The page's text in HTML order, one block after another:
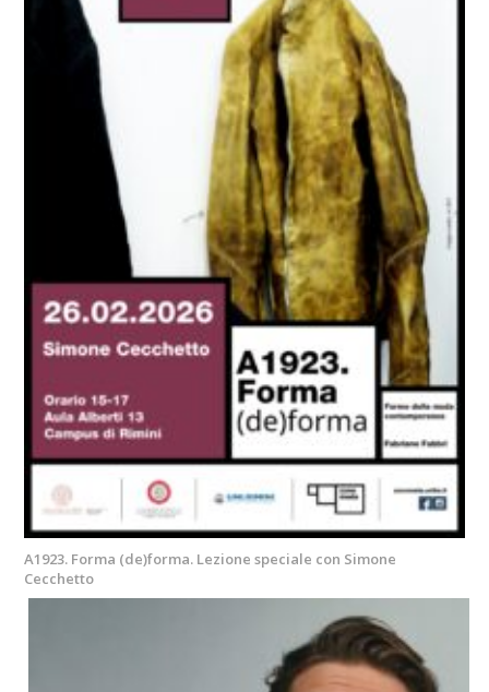
A1923. Forma (de)forma. Lezione speciale con Simone
Cecchetto